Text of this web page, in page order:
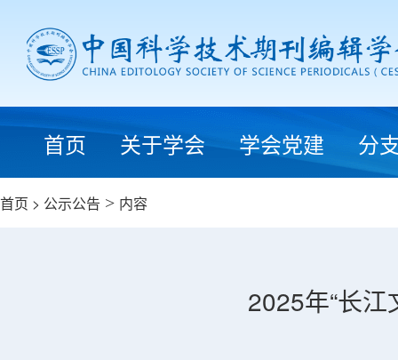
首页 关于学会 学会党建 分
首页 > 公示公告 > 内容
2025年“长